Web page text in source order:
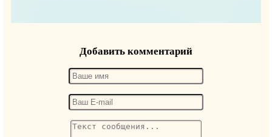
Добавить комментарий